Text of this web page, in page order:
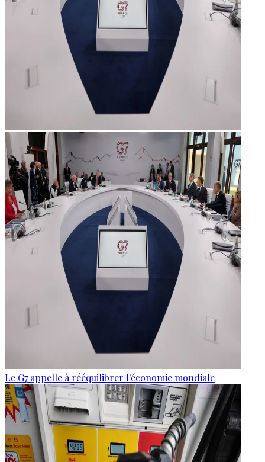
Le G7 appelle à rééquilibrer l'économie mondiale